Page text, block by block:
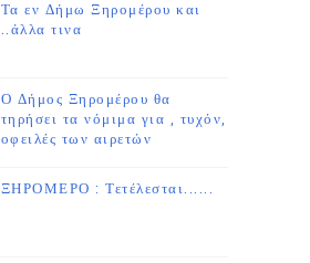
Τα εν Δήμω Ξηρομέρου και
..άλλα τινα
Ο Δήμος Ξηρομέρου θα
τηρήσει τα νόμιμα για , τυχόν,
οφειλές των αιρετών
ΞΗΡΟΜΕΡΟ : Τετέλεσται......